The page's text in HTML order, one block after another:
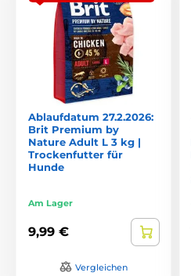
Ablaufdatum 27.2.2026:
Brit Premium by
Nature Adult L 3 kg |
Trockenfutter für
Hunde
Am Lager
9,99 €
Vergleichen